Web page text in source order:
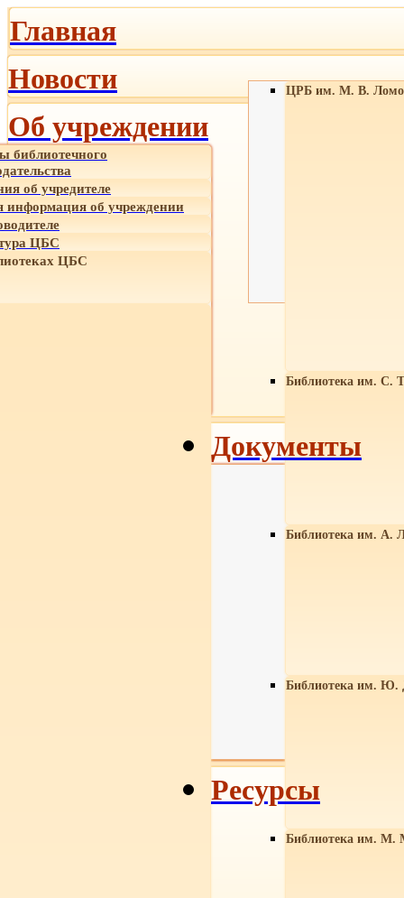
Главная
Новости
Об учреждении
библиотечного
об учредителе
об учреждении
ЦБС
ЦБС
ЦРБ им. М. В.
Библиотека им. С.
Библиотека им. А.
Библиотека им. Ю.
Библиотека им. М.
Документы
Ресурсы